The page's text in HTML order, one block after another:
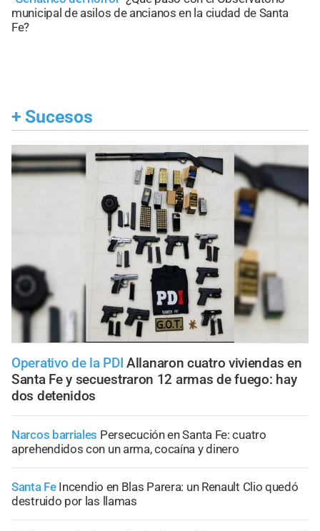
municipal de asilos de ancianos en la ciudad de Santa
Fe?
+ Sucesos
Operativo de la PDI Allanaron cuatro viviendas en
Santa Fe y secuestraron 12 armas de fuego: hay
dos detenidos
Narcos barriales Persecución en Santa Fe: cuatro
aprehendidos con un arma, cocaína y dinero
Santa Fe Incendio en Blas Parera: un Renault Clio quedó
destruido por las llamas